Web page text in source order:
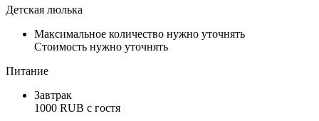
Детская люлька
Максимальное количество нужно уточнять
Стоимость нужно уточнять
Питание
Завтрак
1000 RUB c гостя